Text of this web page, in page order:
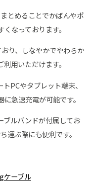
とめることでかばんやポ
なっております。
り、しなやかでやわらか
用いただけます。
PCやタブレット端末、
急速充電が可能です。
ブルバンドが付属してお
運ぶ際にも便利です。
ーブル